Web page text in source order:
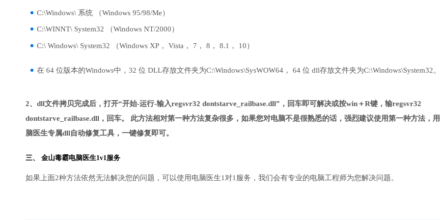
C:\Windows\ 系统 （Windows 95/98/Me）
C:\WINNT\ System32 （Windows NT/2000）
C:\ Windows\ System32 （Windows XP， Vista， 7， 8， 8.1， 10）
在 64 位版本的Windows中，32 位 DLL存放文件夹为C:\Windows\SysWOW64， 64 位 dll存放文件夹为C:\Windows\System32。
2、dll文件拷贝完成后，打开“开始-运行-输入regsvr32 dontstarve_railbase.dll”，回车即可解决或按win＋R键，输regsvr32
dontstarve_railbase.dll，回车。 此方法相对第一种方法复杂很多，如果您对电脑不是很熟悉的话，强烈建议使用第一种方法，
脑医生专属dll自动修复工具，一键修复即可。
三、 金山毒霸电脑医生1v1服务
如果上面2种方法依然无法解决您的问题，可以使用电脑医生1对1服务，我们会有专业的电脑工程师为您解决问题。